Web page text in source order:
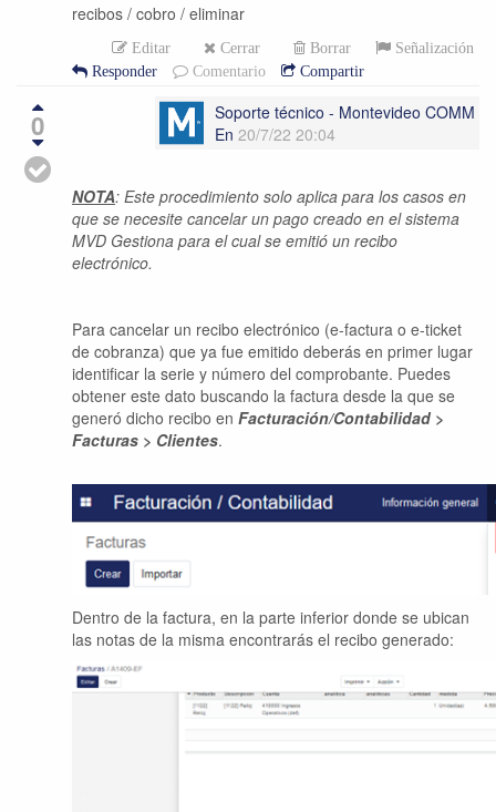
recibos / cobro / eliminar
Editar Cerrar Borrar
Señalización
Responder
Comentario Compartir
0
Soporte técnico - Montevideo COMM
En 20/7/22 20:04
NOTA: Este procedimiento solo aplica para los casos en
que se necesite cancelar un pago creado en el sistema
MVD Gestiona para el cual se emitió un recibo
electrónico.
Para cancelar un recibo electrónico (e-factura o e-ticket
de cobranza) que ya fue emitido deberás en primer lugar
identificar la serie y número del comprobante. Puedes
obtener este dato buscando la factura desde la que se
generó dicho recibo en Facturación/Contabilidad >
Facturas > Clientes.
Dentro de la factura, en la parte inferior donde se ubican
las notas de la misma encontrarás el recibo generado: